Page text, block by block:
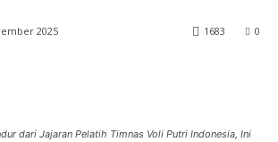
2025 0
1683
dari Jajaran Pelatih Timnas Voli Putri Indonesia, Ini